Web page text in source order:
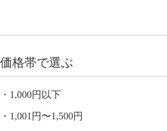
価格帯で選ぶ
1,000円以下
1,001円〜1,500円